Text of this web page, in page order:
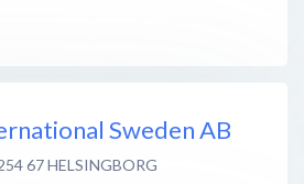
Sweden AB
67HELSINGBORG